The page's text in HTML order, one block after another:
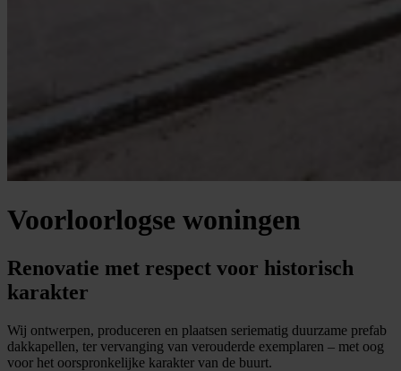
Voorloorlogse woningen
Renovatie met respect voor historisch
karakter
Wij ontwerpen, produceren en plaatsen seriematig duurzame prefab
dakkapellen, ter vervanging van verouderde exemplaren – met oog
voor het oorspronkelijke karakter van de buurt.